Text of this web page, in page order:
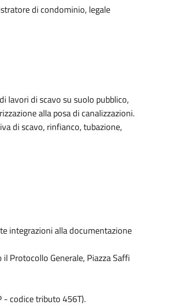
di condominio, legale
lavori di scavo su suolo pubblico,
alla posa di canalizzazioni.
di scavo, rinfianco, tubazione,
integrazioni alla documentazione
Protocollo Generale, Piazza Saffi
- codice tributo 456T).